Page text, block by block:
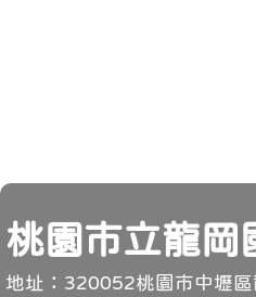
頁尾
桃園市立龍岡
地址：320052桃園市中壢